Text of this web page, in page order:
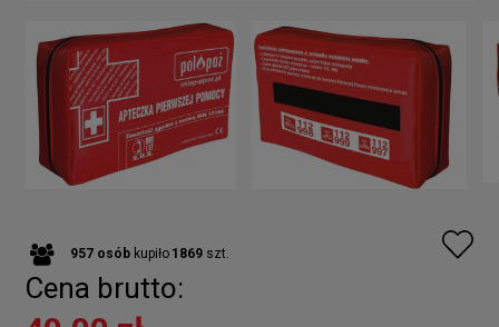
957 osób kupiło 1869 szt.
Cena brutto: